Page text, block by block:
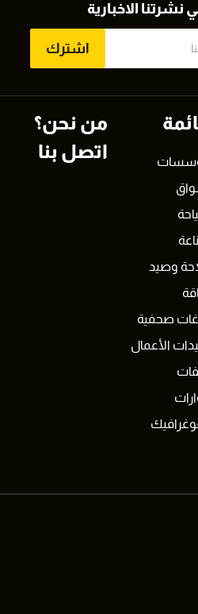
نشرتنا الاخبارية
اشترك
وصيد
صحفية
الأعمال
من نحن؟
اتصل بنا